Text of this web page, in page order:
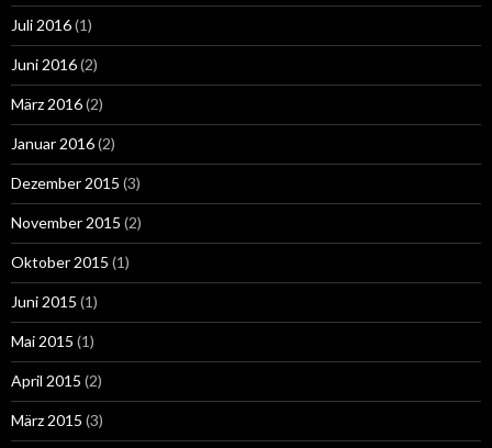
Juli 2016(1)
Juni 2016(2)
März 2016(2)
Januar 2016(2)
Dezember 2015 (3)
November 2015 (2)
Oktober 2015 (1)
Juni 2015 (1)
Mai 2015 (1)
April 2015 (2)
März 2015 (3)